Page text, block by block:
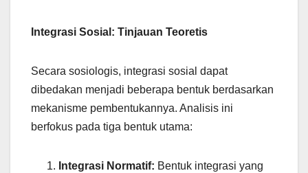
Integrasi Sosial: Tinjauan Teoretis
Secara sosiologis, integrasi sosial dapat
dibedakan menjadi beberapa bentuk berdasarkan
mekanisme pembentukannya. Analisis ini
berfokus pada tiga bentuk utama:
Integrasi Normatif: Bentuk integrasi yang